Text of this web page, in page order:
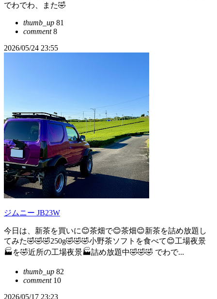
でわでわ、また🤣
thumb_up 81
comment8
2026/05/24 23:55
ジムニー JB23W
今日は、新茶を買いに😊茶畑で😊茶畑😊新茶を詰め放題し
てみた🤣🤣🤣250g🤣🤣🤣小野茶ソフトを食べて😊工場夜景
🏭を🤣近所の工場夜景🏭詰め放題中🤣🤣🤣 でわで...
thumb_up 82
comment10
2026/05/17 23:23